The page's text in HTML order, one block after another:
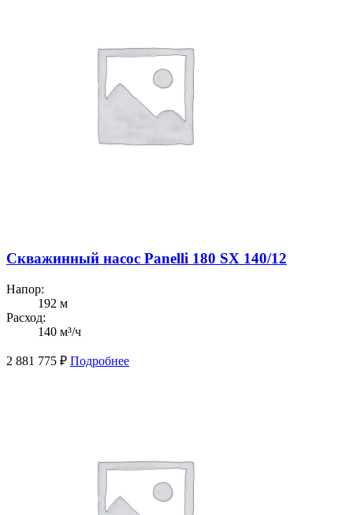
Скважинный насос Panelli 180 SX 140/12
Напор:
192 м
Расход:
140 м³/ч
2 881 775 ₽ Подробнее